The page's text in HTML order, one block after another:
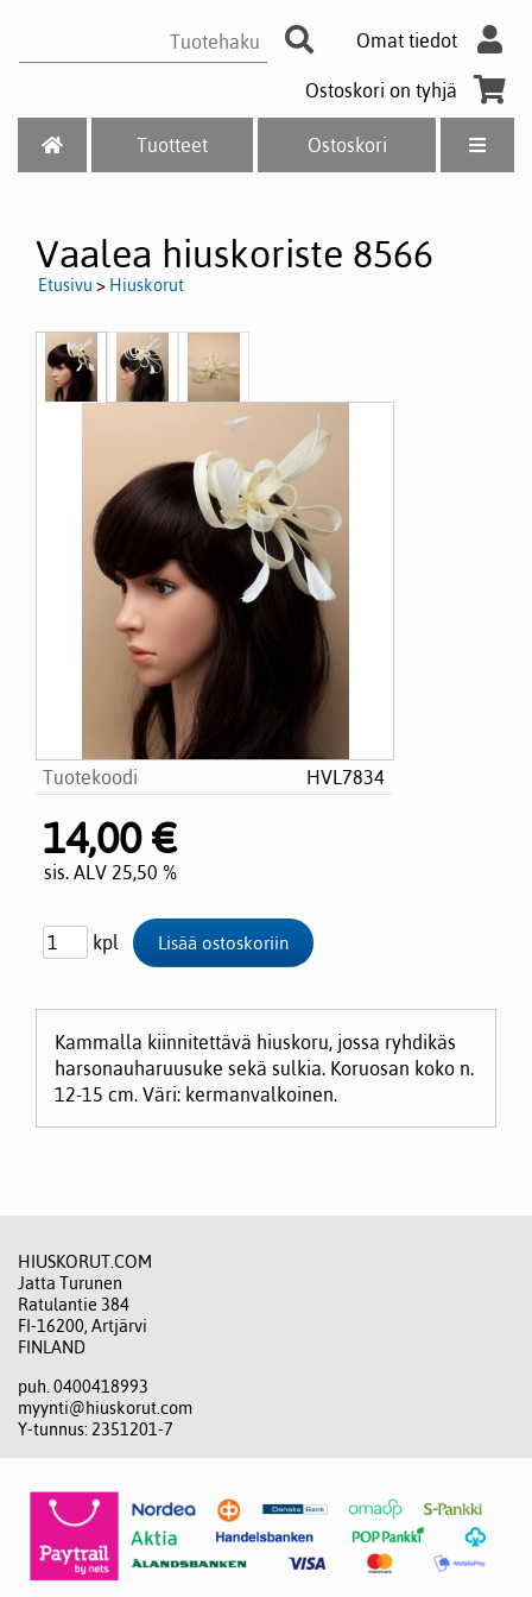
Omat tiedot
Ostoskori on tyhjä
Tuotteet Ostoskori
Vaalea hiuskoriste 8566
Etusivu > Hiuskorut
Tuotekoodi HVL7834
14,00 €
sis. ALV 25,50 %
kpl
Kammalla kiinnitettävä hiuskoru, jossa ryhdikäs
harsonauharuusuke sekä sulkia. Koruosan koko n.
12-15 cm. Väri: kermanvalkoinen.
HIUSKORUT.COM
Jatta Turunen
Ratulantie 384
FI-16200, Artjärvi
FINLAND
puh. 0400418993
myynti@hiuskorut.com
Y-tunnus: 2351201-7